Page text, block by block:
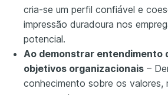
cria-se um perfil confiável e
impressão duradoura nos
potencial.
Ao demonstrar entendimento
objetivos organizacionais –
conhecimento sobre os valores,